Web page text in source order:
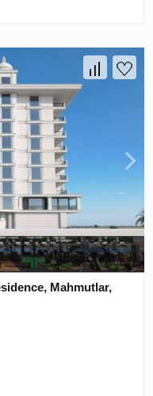
Mahmutlar,